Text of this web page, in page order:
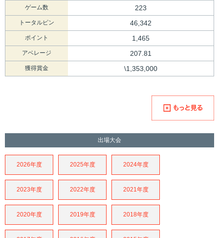
ゲーム数 223
トータルピン 46,342
ポイント 1,465
アベレージ 207.81
獲得賞金 \1,353,000
出場大会
2026年度 2025年度 2024年度
2023年度 2022年度 2021年度
2020年度 2019年度 2018年度